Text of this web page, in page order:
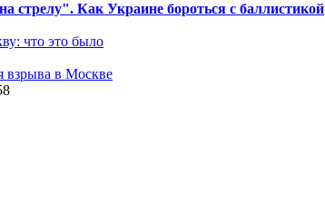
стрелу". Как Украине бороться с баллистикой
что это было
взрыва в Москве